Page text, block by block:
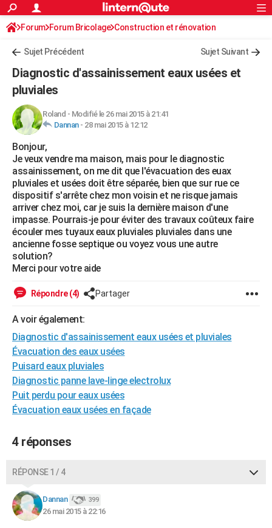
ACTUALITÉS
Politique
Société
Faits Divers
Education
Monde
Villes
+
Programme TV
Streaming
Cinéma
Sorties cinéma
Musique
FINANCE
Retraite
Impôts
Epargne
Immobilier
Risques naturels par ville
Banque
Assurance
Crédit
AUTO
Essais
Réserver un essai
Citadines
Berlines
SUV
Forum auto
HIGH-TECH
Mobiles
Meilleur smartphone
Internet
Ordinateurs
Jeux vidéo
Guide high-tech
+BRICOLAGE
Forum
Aménagement intérieur
Extérieur
Cuisine
Salle de bains
Jardinage
Rangement
WEEK-END
Guides de France
Escapades
Patrimoine
Expositions
Musées
Week-end nature
+LIFESTYLE
Art de vivre
Bien-être
Loisirs
Mode
Modes de vie
SANTE
Alimentation
Guide de la santé
Maladies
Médicaments
Sommeil
VOYAGE
PHOTO
BONS PLANS
CARTE DE VOEUX
Carte de Noël
Carte Bonne année
Carte Saint-Valentin
Carte Pâques
Carte d'anniversaire
DICTIONNAIRE
Dictionnaire
Biographies
Citations
Expressions
Proverbes
PROGRAMME TV
Bricolage
Lifestyle
Culture
Sport
Auto
Television
Voyage
Cinema
Rechercher
S'inscrire
Connexion
Forum Forum Bricolage Construction et rénovation
Sujet Précédent Sujet Suivant
Diagnostic d'assainissement eaux usées et
pluviales
Roland - Modifié le 26 mai 2015 à 21:41
Dannan- 28 mai 2015 à 12:12
Bonjour,
Je veux vendre ma maison, mais pour le diagnostic
assainissement, on me dit que l'évacuation des euax
pluviales et usées doit être séparée, bien que sur rue ce
dispositif s'arrête chez mon voisin et ne risque jamais
arriver chez moi, car je suis la dernière maison d'une
impasse. Pourrais-je pour éviter des travaux coûteux faire
écouler mes tuyaux eaux pluviales pluviales dans une
ancienne fosse septique ou voyez vous une autre
solution?
Merci pour votre aide
Répondre (4) Partager
A voir également:
Diagnostic d'assainissement eaux usées et pluviales
Évacuation des eaux usées
Puisard eaux pluviales
Diagnostic panne lave-linge electrolux
Puit perdu pour eaux usées
Évacuation eaux usées en façade
4 réponses
RÉPONSE 1 / 4
Dannan 399
26 mai 2015 à 22:16